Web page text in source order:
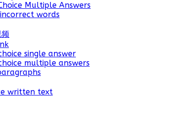
Multiple Answers
words
single answer
multiple answers
written text